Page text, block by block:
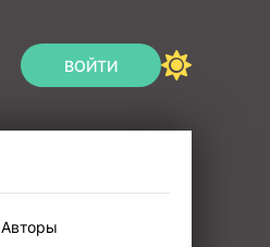
ВОЙТИ
Авторы